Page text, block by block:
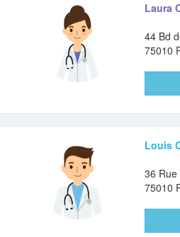
Laura
44 Bd
75010
Louis
36
75010